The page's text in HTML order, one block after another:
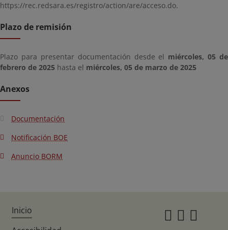
https://rec.redsara.es/registro/action/are/acceso.do.
Plazo de remisión
Plazo para presentar documentación desde el miércoles, 05 de
febrero de 2025 hasta el miércoles, 05 de marzo de 2025
Anexos
Documentación
Notificación BOE
Anuncio BORM
Inicio